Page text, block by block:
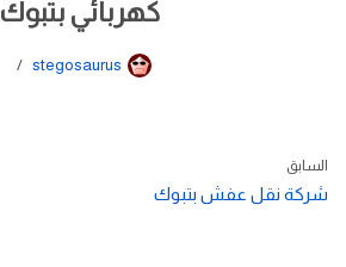
كهربائي بتبوك
stegosaurus
السابق
شركة نقل عفش بتبوك